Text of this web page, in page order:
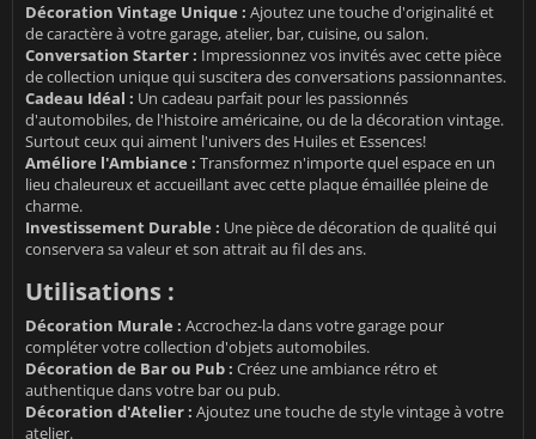
Décoration Vintage Unique : Ajoutez une touche d'originalité et
de caractère à votre garage, atelier, bar, cuisine, ou salon.
Conversation Starter : Impressionnez vos invités avec cette pièce
de collection unique qui suscitera des conversations passionnantes.
Cadeau Idéal : Un cadeau parfait pour les passionnés
d'automobiles, de l'histoire américaine, ou de la décoration vintage.
Surtout ceux qui aiment l'univers des Huiles et Essences!
Améliore l'Ambiance : Transformez n'importe quel espace en un
lieu chaleureux et accueillant avec cette plaque émaillée pleine de
charme.
Investissement Durable : Une pièce de décoration de qualité qui
conservera sa valeur et son attrait au fil des ans.
Utilisations :
Décoration Murale : Accrochez-la dans votre garage pour
compléter votre collection d'objets automobiles.
Décoration de Bar ou Pub : Créez une ambiance rétro et
authentique dans votre bar ou pub.
Décoration d'Atelier : Ajoutez une touche de style vintage à votre
atelier.